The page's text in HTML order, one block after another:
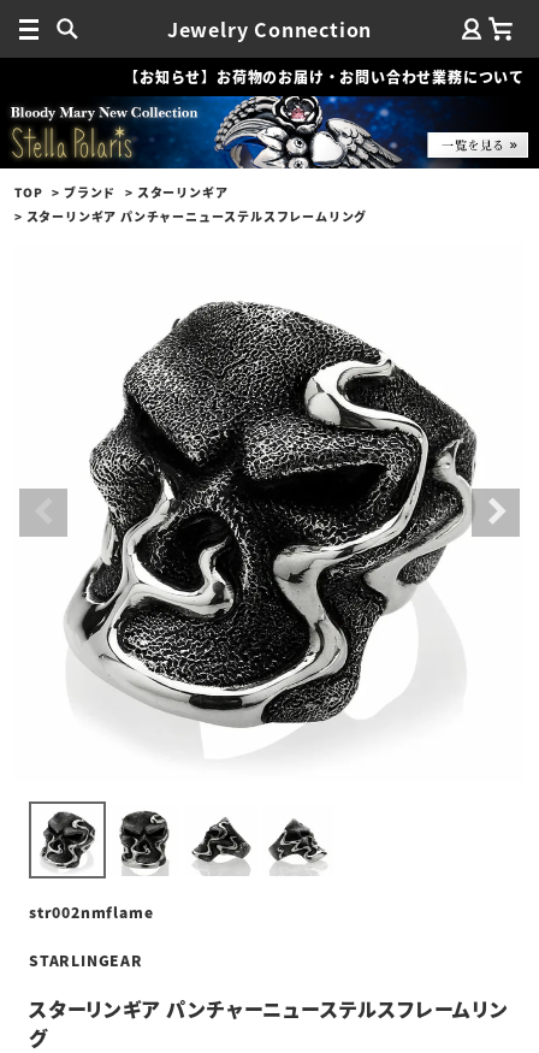
Jewelry Connection
【お知らせ】お荷物のお届け・お問い合わせ業務について
TOP ブランド
スターリンギア
スターリンギア パンチャーニューステルスフレームリング
str002nmflame
STARLINGEAR
スターリンギア パンチャーニューステルスフレームリン
グ